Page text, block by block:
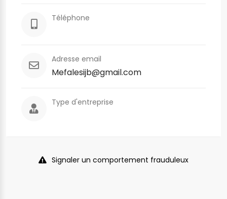
Téléphone
Adresse email
Mefalesijb@gmail.com
Type d'entreprise
Signaler un comportement frauduleux